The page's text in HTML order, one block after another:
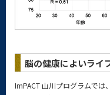
脳の健康によいライ
ImPACT 山川プログラムでは